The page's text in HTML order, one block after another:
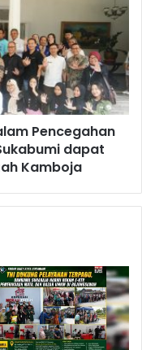
Pencegahan
dapat
Kamboja